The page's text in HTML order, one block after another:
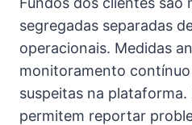
segregadas separadas
operacionais. Medidas
monitoramento
suspeitas na
permitem reportar